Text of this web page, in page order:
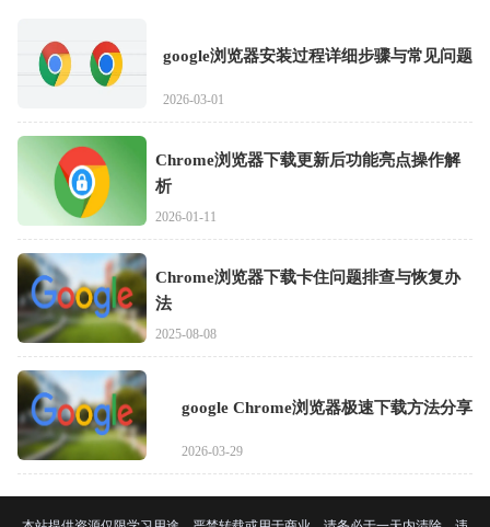
google浏览器安装过程详细步骤与常见问题
2026-03-01
Chrome浏览器下载更新后功能亮点操作解
析
2026-01-11
Chrome浏览器下载卡住问题排查与恢复办
法
2025-08-08
google Chrome浏览器极速下载方法分享
2026-03-29